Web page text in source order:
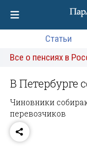
Статьи
Все о пенсиях в
В Петербурге
Чиновники
перевозчиков